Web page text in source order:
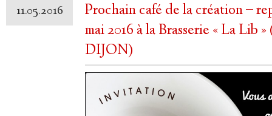
11.05.2016
Prochain café de la création –
mai 2016 à la Brasserie « La Lib
DIJON)